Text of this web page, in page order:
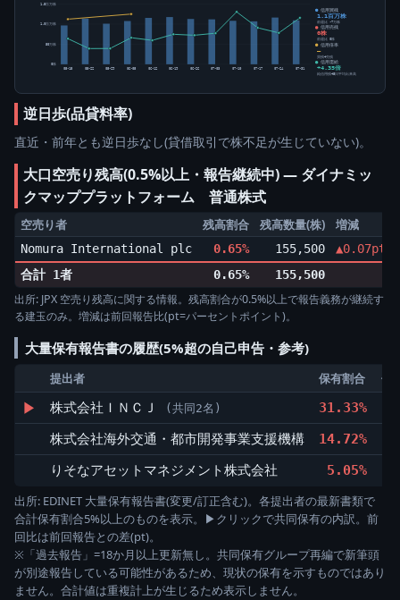
0株
50万株
1.0百万株
1.5百万株
05-15 05-22 05-29 06-05 06-12 06-19 06-26 07-03 07-10 07-17 07-24 07-31
信用買残
1.1百万株
前週比 -7万株
信用売残
0株
前週比 0株
信用倍率
―
買残÷売残
信用需給
+4.35倍
純信用残÷5日平均出来高
逆日歩(品貸料率)
直近・前年とも逆日歩なし(貸借取引で株不足が生じていない)。
大口空売り残高(0.5%以上・報告継続中) ― ダイナミッ
クマッププラットフォーム 普通株式
空売り者 残高割合 残高数量(株) 増減
Nomura International plc 0.65% 155,500 ▲0.07pt
合計 1者
0.65% 155,500
出所: JPX 空売り残高に関する情報。残高割合が0.5%以上で報告義務が継続す
る建玉のみ。増減は前回報告比(pt=パーセントポイント)。
大量保有報告書の履歴(5%超の自己申告・参考)
提出者 保有割合 保
▶ 株式会社ＩＮＣＪ (共同2名) 31.33%
株式会社海外交通・都市開発事業支援機構
14.72%
りそなアセットマネジメント株式会社
5.05%
出所: EDINET 大量保有報告書(変更/訂正含む)。各提出者の最新書類で
合計保有割合5%以上のものを表示。▶クリックで共同保有の内訳。前
回比は前回報告との差(pt)。
※「過去報告」=18か月以上更新無し。共同保有グループ再編で新筆頭
が別途報告している可能性があるため、現状の保有を示すものではあり
ません。合計値は重複計上が生じるため表示しません。